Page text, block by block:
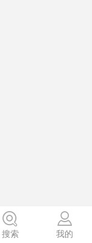
搜索 我的